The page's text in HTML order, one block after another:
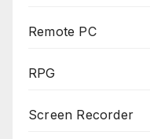
Remote PC
RPG
Screen Recorder